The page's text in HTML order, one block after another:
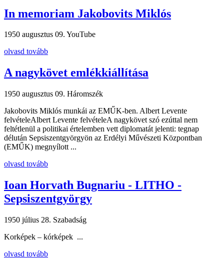
In memoriam Jakobovits Miklós
1950 augusztus 09. YouTube
olvasd tovább
A nagykövet emlékkiállítása
1950 augusztus 09. Háromszék
Jakobovits Miklós munkái az EMŰK-ben. Albert Levente
felvételeAlbert Levente felvételeA nagykövet szó ezúttal nem
feltétlenül a politikai értelemben vett diplomatát jelenti: tegnap
délután Sepsiszentgyörgyön az Erdélyi Művészeti Központban
(EMŰK) megnyílott ...
olvasd tovább
Ioan Horvath Bugnariu - LITHO -
Sepsiszentgyörgy
1950 július 28. Szabadság
Korképek – kórképek ...
olvasd tovább